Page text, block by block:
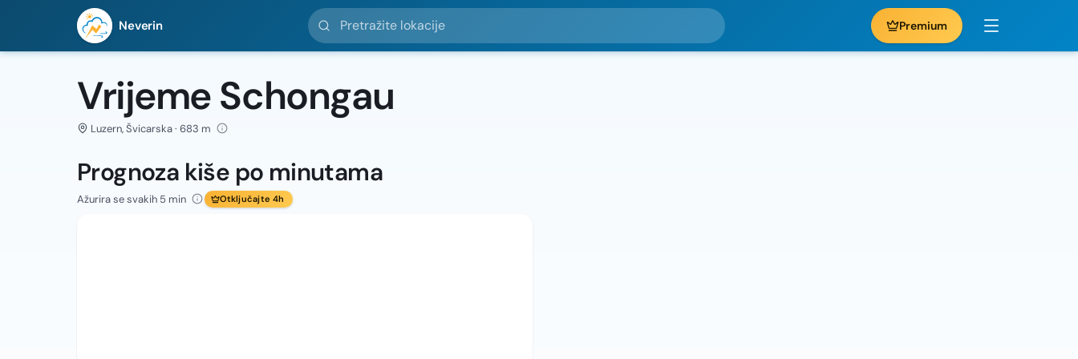
Neverin
Pretražite lokacije
Premium
Vrijeme Schongau
Luzern, Švicarska · 683 m
Prognoza kiše po minutama
Ažurira se svakih 5 min Otključajte 4h